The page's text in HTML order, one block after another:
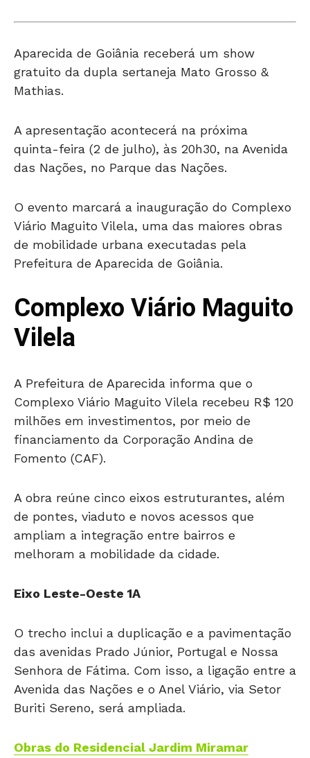
Aparecida de Goiânia receberá um show
gratuito da dupla sertaneja Mato Grosso &
Mathias.
A apresentação acontecerá na próxima
quinta-feira (2 de julho), às 20h30, na Avenida
das Nações, no Parque das Nações.
O evento marcará a inauguração do Complexo
Viário Maguito Vilela, uma das maiores obras
de mobilidade urbana executadas pela
Prefeitura de Aparecida de Goiânia.
Complexo Viário Maguito
Vilela
A Prefeitura de Aparecida informa que o
Complexo Viário Maguito Vilela recebeu R$ 120
milhões em investimentos, por meio de
financiamento da Corporação Andina de
Fomento (CAF).
A obra reúne cinco eixos estruturantes, além
de pontes, viaduto e novos acessos que
ampliam a integração entre bairros e
melhoram a mobilidade da cidade.
Eixo Leste-Oeste 1A
O trecho inclui a duplicação e a pavimentação
das avenidas Prado Júnior, Portugal e Nossa
Senhora de Fátima. Com isso, a ligação entre a
Avenida das Nações e o Anel Viário, via Setor
Buriti Sereno, será ampliada.
Obras do Residencial Jardim Miramar